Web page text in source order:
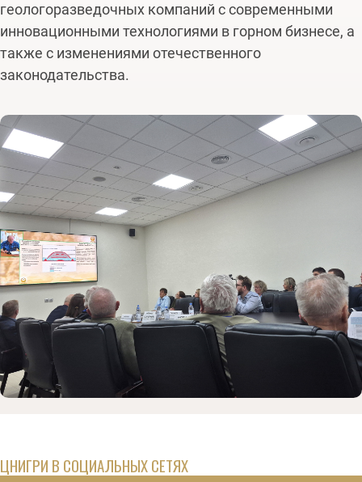
геологоразведочных компаний с современными
инновационными технологиями в горном бизнесе, а
также с изменениями отечественного
законодательства.
ЦНИГРИ В СОЦИАЛЬНЫХ СЕТЯХ